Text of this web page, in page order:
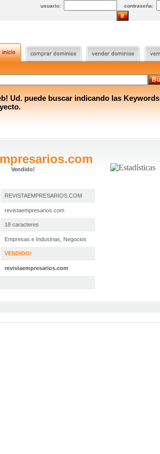
usuario:
contraseña:
Ud. puede buscar indicando las Keywords
Vendido!
REVISTAEMPRESARIOS.COM
revistaempresarios.com
18 caracteres
Empresas e Industrias Negocios
VENDIDO!
revistaempresarios.com